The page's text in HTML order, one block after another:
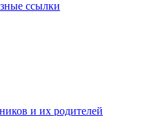
ссылки
и их родителей